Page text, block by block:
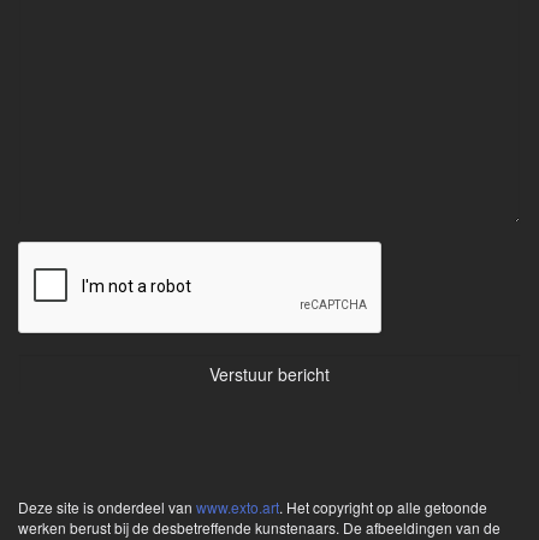
Deze site is onderdeel van www.exto.art. Het copyright op alle getoonde
werken berust bij de desbetreffende kunstenaars. De afbeeldingen van de